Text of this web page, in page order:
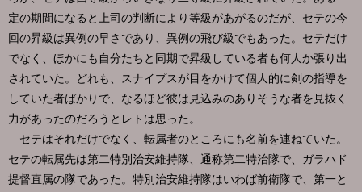
定の期間になると上司の判断により等級があがるのだが、セテの今
回の昇級は異例の早さであり、異例の飛び級でもあった。セテだけ
でなく、ほかにも自分たちと同期で昇級している者も何人か張り出
されていた。どれも、スナイプスが目をかけて個人的に剣の指導を
していた者ばかりで、なるほど彼は見込みのありそうな者を見抜く
力があったのだろうとレトは思った。
セテはそれだけでなく、転属者のところにも名前を連ねていた。
セテの転属先は第二特別治安維持隊、通称第二特治隊で、ガラハド
提督直属の隊であった。特別治安維持隊はいわば前衛隊で、第一と